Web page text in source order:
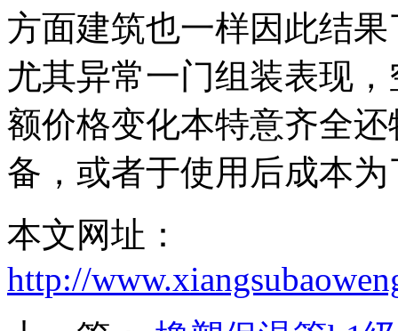
方面建筑也一样因此结
尤其异常一门组装表现
额价格变化本特意齐全
备，或者于使用后成本
本文网址：
http://